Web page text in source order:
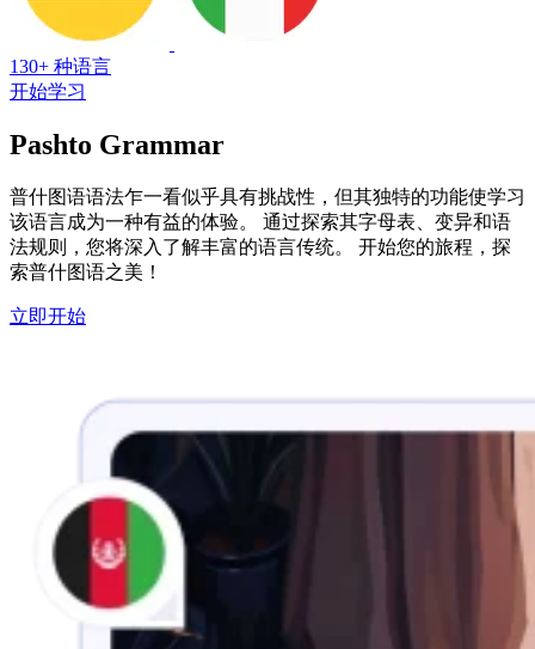
130+ 种语言
开始学习
Pashto Grammar
普什图语语法乍一看似乎具有挑战性，但其独特的功能使学习
该语言成为一种有益的体验。 通过探索其字母表、变异和语
法规则，您将深入了解丰富的语言传统。 开始您的旅程，探
索普什图语之美！
立即开始